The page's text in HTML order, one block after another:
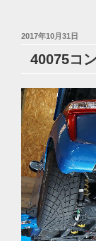
投
日:
2017年10月31日
40075コ